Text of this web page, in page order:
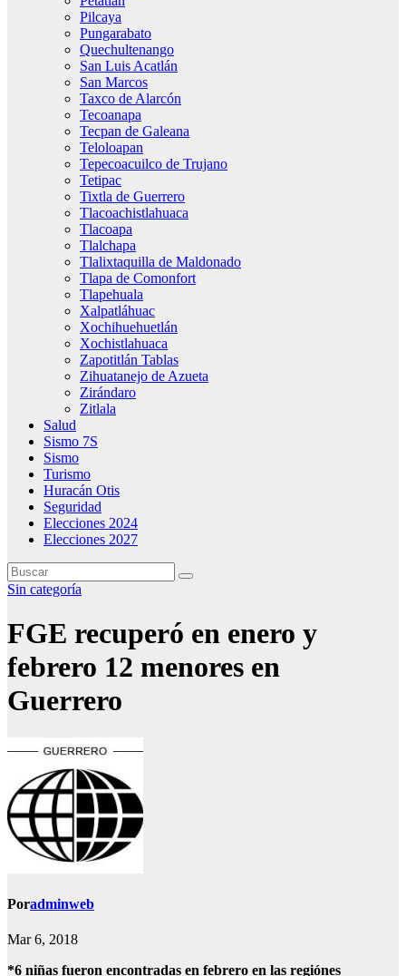
Pilcaya
Pungarabato
Quechultenango
San Luis Acatlán
San Marcos
Taxco de Alarcón
Tecoanapa
Tecpan de Galeana
Teloloapan
Tepecoacuilco de Trujano
Tetipac
Tixtla de Guerrero
Tlacoachistlahuaca
Tlacoapa
Tlalchapa
Tlalixtaquilla de Maldonado
Tlapa de Comonfort
Tlapehuala
Xalpatláhuac
Xochihuehuetlán
Xochistlahuaca
Zapotitlán Tablas
Zihuatanejo de Azueta
Zirándaro
Zitlala
Salud
Sismo 7S
Sismo
Turismo
Huracán Otis
Seguridad
Elecciones 2024
Elecciones 2027
Sin categoría
FGE recuperó en enero y
febrero 12 menores en
Guerrero
Poradminweb
Mar 6, 2018
*6 niñas fueron encontradas en febrero en las regiónes